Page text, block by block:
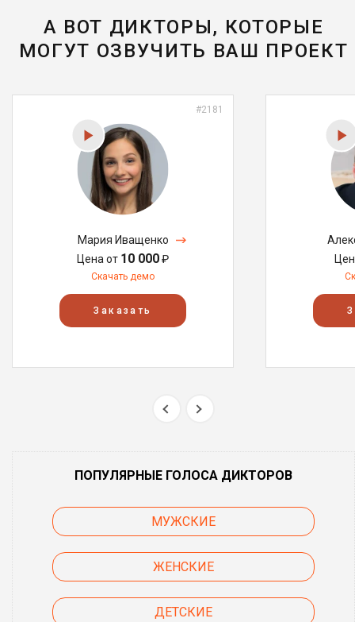
А ВОТ ДИКТОРЫ, КОТОРЫЕ
МОГУТ ОЗВУЧИТЬ ВАШ ПРОЕКТ
#2181
Мария Иващенко
Цена от 10 000₽
Скачать демо
Заказать
ПОПУЛЯРНЫЕ ГОЛОСА ДИКТОРОВ
МУЖСКИЕ
ЖЕНСКИЕ
ДЕТСКИЕ